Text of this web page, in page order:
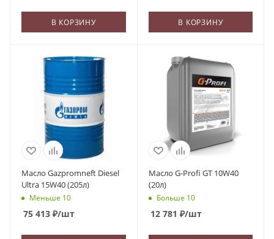
В КОРЗИНУ В КОРЗИНУ
Масло Gazpromneft Diesel
Ultra 15W40 (205л)
Меньше 10
75 413 ₽/шт
Масло G-Profi GT 10W40
(20л)
Больше 10
12 781 ₽/шт